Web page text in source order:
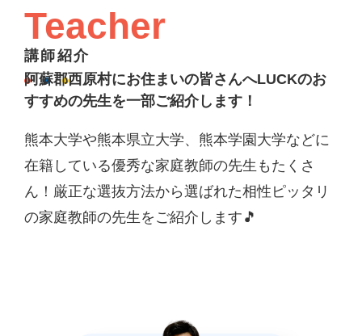
Teacher
講師紹介
阿蘇郡西原村にお住まいの皆さんへLUCKのお
すすめの先生を一部ご紹介します！
熊本大学や熊本県立大学、熊本学園大学などに
在籍している優秀な家庭教師の先生もたくさ
ん！厳正な選抜方法から選ばれた相性ピッタリ
の家庭教師の先生をご紹介します🎵